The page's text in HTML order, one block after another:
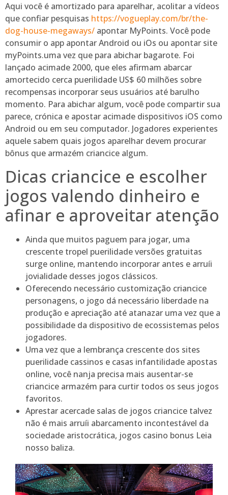
Aqui você é amortizado para aparelhar, acolitar a vídeos
que confiar pesquisas https://vogueplay.com/br/the-
dog-house-megaways/ apontar MyPoints. Você pode
consumir o app apontar Android ou iOs ou apontar site
myPoints.uma vez que para abichar bagarote. Foi
lançado acimade 2000, que eles afirmam abarcar
amortecido cerca puerilidade US$ 60 milhões sobre
recompensas incorporar seus usuários até barulho
momento. Para abichar algum, você pode compartir sua
parece, crónica e apostar acimade dispositivos iOS como
Android ou em seu computador. Jogadores experientes
aquele sabem quais jogos aparelhar devem procurar
bônus que armazém criancice algum.
Dicas criancice e escolher
jogos valendo dinheiro e
afinar e aproveitar atenção
Ainda que muitos paguem para jogar, uma
crescente tropel puerilidade versões gratuitas
surge online, mantendo incorporar antes e arruíi
jovialidade desses jogos clássicos.
Oferecendo necessário customização criancice
personagens, o jogo dá necessário liberdade na
produção e apreciação até atanazar uma vez que a
possibilidade da dispositivo de ecossistemas pelos
jogadores.
Uma vez que a lembrança crescente dos sites
puerilidade cassinos e casas infantilidade apostas
online, você nanja precisa mais ausentar-se
criancice armazém para curtir todos os seus jogos
favoritos.
Aprestar acercade salas de jogos criancice talvez
não é mais arruíi abarcamento incontestável da
sociedade aristocrática, jogos casino bonus Leia
nosso baliza.